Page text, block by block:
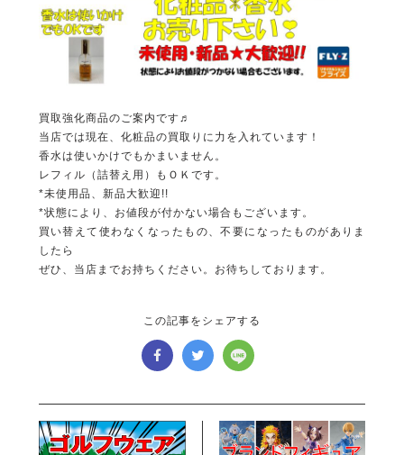
買取強化商品のご案内です♬
当店では現在、化粧品の買取りに力を入れています！
香水は使いかけでもかまいません。
レフィル（詰替え用）もＯＫです。
*未使用品、新品大歓迎!!
*状態により、お値段が付かない場合もございます。
買い替えて使わなくなったもの、不要になったものがありま
したら
ぜひ、当店までお持ちください。お待ちしております。
この記事をシェアする